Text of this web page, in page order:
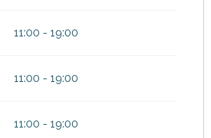
11:00 - 19:00
11:00 - 19:00
11:00 - 19:00